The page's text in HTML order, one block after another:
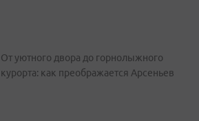
От уютного двора до горнолыжного
курорта: как преображается Арсеньев